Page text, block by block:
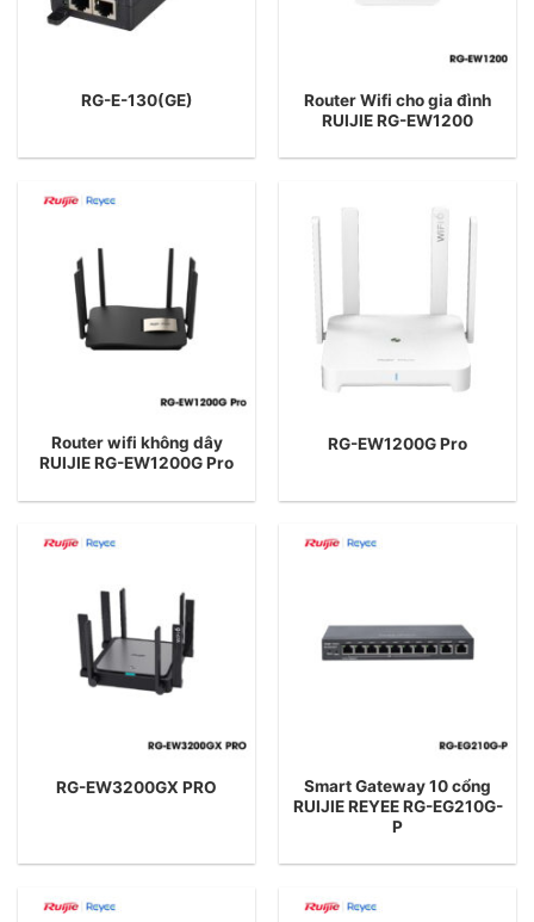
RG-E-130(GE)
Router Wifi cho gia đình
RUIJIE RG-EW1200
Router wifi không dây
RUIJIE RG-EW1200G Pro
RG-EW1200G Pro
RG-EW3200GX PRO
Smart Gateway 10 cổng
RUIJIE REYEE RG-EG210G-
P